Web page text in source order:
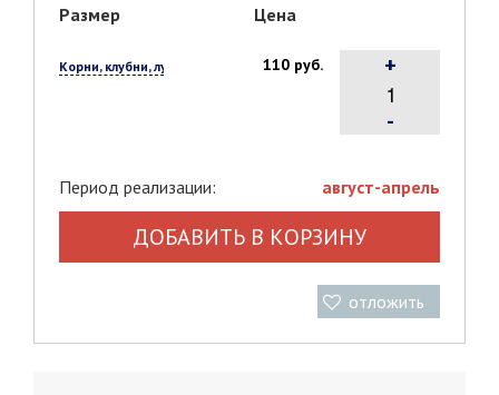
Размер Цена
Корни, клубни, луковицы, 1 шт. 110 руб.
-
+
Период реализации: август-апрель
ДОБАВИТЬ В КОРЗИНУ
отложить